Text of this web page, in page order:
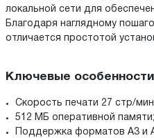
локальной сети для
Благодаря наглядному
отличается простотой
Ключевые
Скорость печати 27 стр/
512 МБ оперативной памяти;
Поддержка форматов A3 и